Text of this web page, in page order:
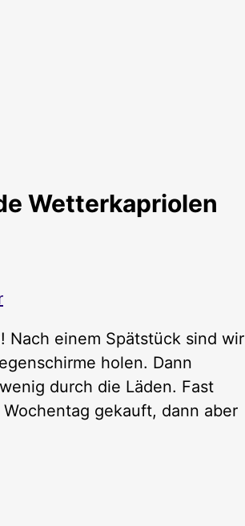
Wetterkapriolen
Nach einem Spätstück sind wir
holen. Dann
durch die Läden. Fast
gekauft, dann aber